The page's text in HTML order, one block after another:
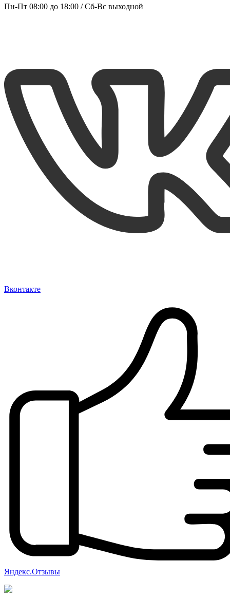
Пн-Пт 08:00 до 18:00 / Сб-Вс выходной
Вконтакте
Яндекс.Отзывы